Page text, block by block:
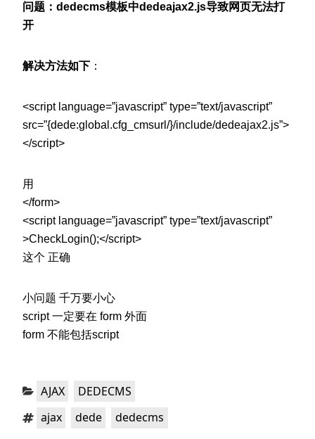
问题：dedecms模板中dedeajax2.js导致网页无法打
开
解决方法如下 ：
<script language=”javascript” type=”text/javascript”
src=”{dede:global.cfg_cmsurl/}/include/dedeajax2.js”>
</script>
用
</form>
<script language=”javascript” type=”text/javascript”
>CheckLogin();</script>
这个 正确
小问题 千万要小心
script 一定要在 form 外面
form 不能包括script
分 AJAX ，DEDECMS
标 ajax ，
dede ，
dedecms